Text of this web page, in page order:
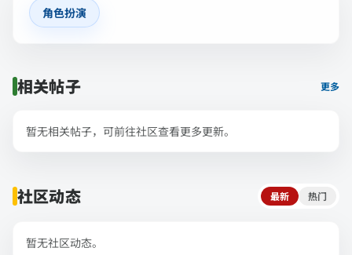
角色扮演
相关帖子 更多
暂无相关帖子，可前往社区查看更多更新。
社区动态 最新 热门
暂无社区动态。